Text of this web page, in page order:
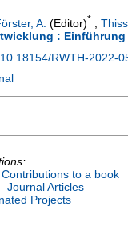
A. (Editor)* ;
:
10.18154/RWTH-2022-
Contributions to a book
Journal Articles
Projects